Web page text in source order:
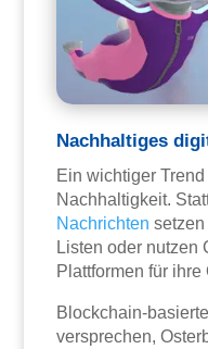
Nachhaltiges
Ein wichtiger
Nachhaltigkeit.
Nachrichten
Listen oder nutzen
Plattformen für ihre
Blockchain-
versprechen,